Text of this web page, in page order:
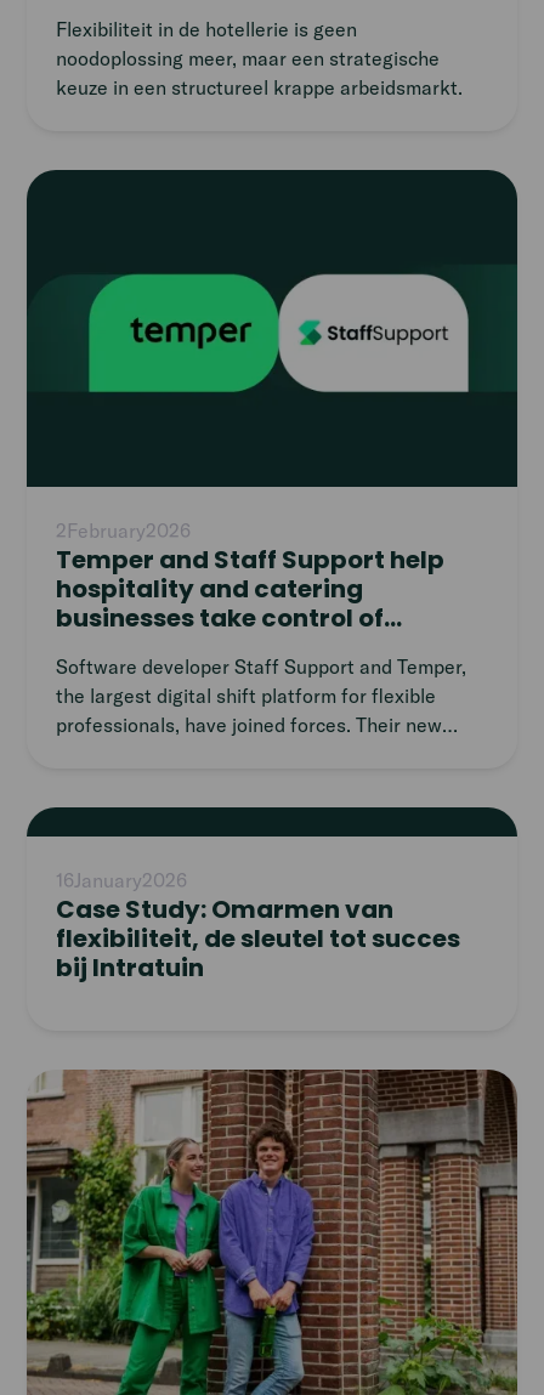
Flexibiliteit in de hotellerie is geen
noodoplossing meer, maar een strategische
keuze in een structureel krappe arbeidsmarkt.
2February2026
Temper and Staff Support help
hospitality and catering
businesses take control of
Software developer Staff Support and Temper,
the largest digital shift platform for flexible
professionals, have joined forces. Their new
flexible staff across multiple locations. With just
a few clicks, shifts can be published from Staff
Support directly to Temper.
Read
16January2026
Case Study: Omarmen van
flexibiliteit, de sleutel tot succes
bij Intratuin
Read
Read
article